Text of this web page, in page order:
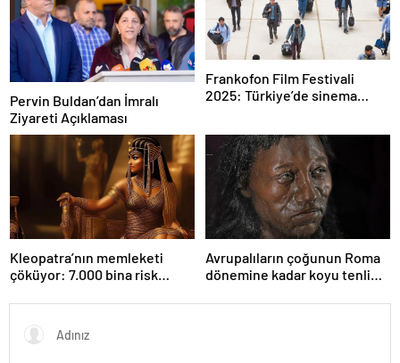
Pervin Buldan’dan İmralı
Ziyareti Açıklaması
Frankofon Film Festivali
2025: Türkiye’de sinema
Kleopatra’nın memleketi
çöküyor: 7.000 bina risk
Avrupalıların çoğunun Roma
dönemine kadar koyu tenli